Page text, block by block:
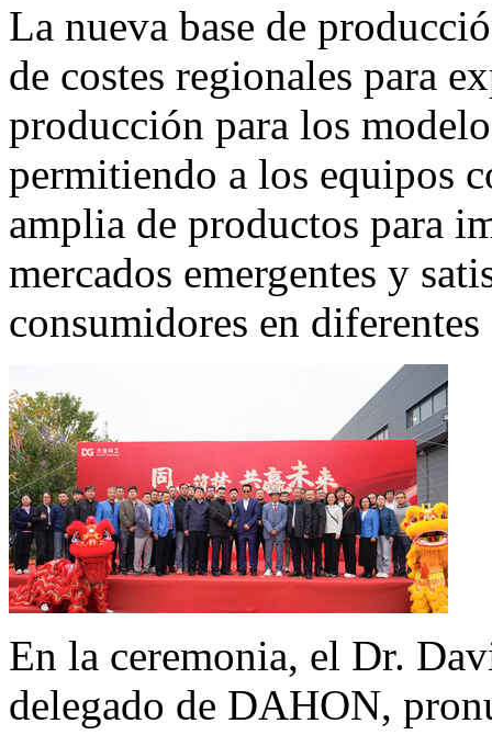
La nueva base de
de costes regionales para
producción para los
permitiendo a los equipos
amplia de productos para
mercados emergentes y
consumidores en
En la ceremonia, el Dr.
delegado de DAHON,